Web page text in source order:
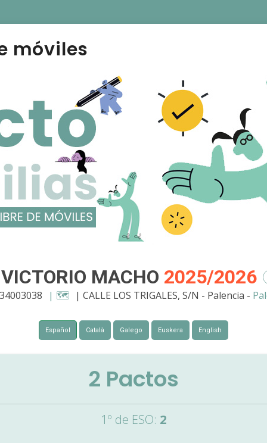
móviles
MACHO 2025/2026
| 🗺️ | CALLE LOS TRIGALES, S/N - Palencia -
Español Català Galego Euskera English
2 Pactos
1º de ESO: 2